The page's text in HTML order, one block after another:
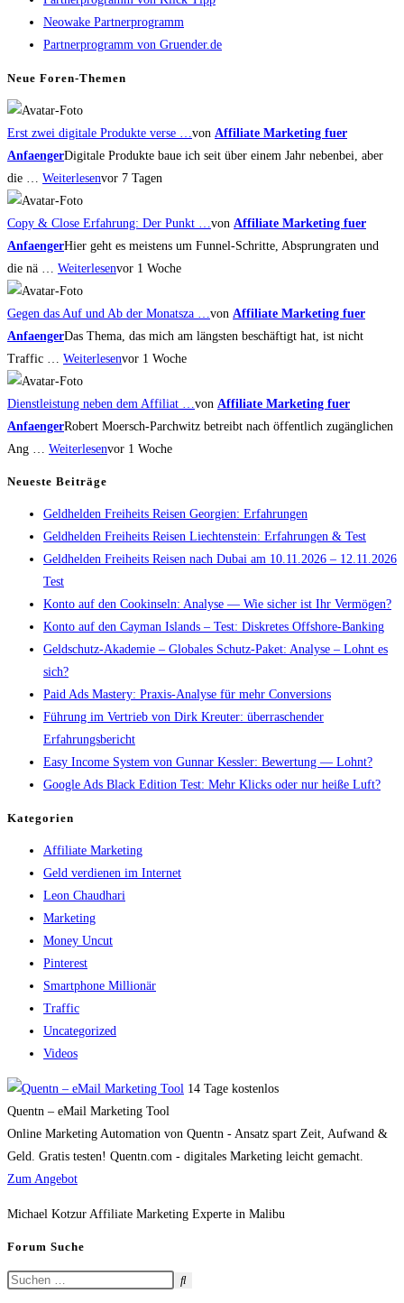
close
the
search
Neowake Partnerprogramm
Partnerprogramm von Gruender.de
Neue Foren-Themen
Erst zwei digitale Produkte verse … von Affiliate Marketing fuer
AnfaengerDigitale Produkte baue ich seit über einem Jahr nebenbei, aber
die … Weiterlesenvor 7 Tagen
Copy & Close Erfahrung: Der Punkt … von Affiliate Marketing fuer
AnfaengerHier geht es meistens um Funnel-Schritte, Absprungraten und
die nä … Weiterlesenvor 1 Woche
Gegen das Auf und Ab der Monatsza … von Affiliate Marketing fuer
AnfaengerDas Thema, das mich am längsten beschäftigt hat, ist nicht
Traffic … Weiterlesenvor 1 Woche
Dienstleistung neben dem Affiliat … von Affiliate Marketing fuer
AnfaengerRobert Moersch-Parchwitz betreibt nach öffentlich zugänglichen
Ang … Weiterlesenvor 1 Woche
Neueste Beiträge
Geldhelden Freiheits Reisen Georgien: Erfahrungen
Geldhelden Freiheits Reisen Liechtenstein: Erfahrungen & Test
Geldhelden Freiheits Reisen nach Dubai am 10.11.2026 – 12.11.2026
Test
Konto auf den Cookinseln: Analyse — Wie sicher ist Ihr Vermögen?
Konto auf den Cayman Islands – Test: Diskretes Offshore-Banking
Geldschutz-Akademie – Globales Schutz-Paket: Analyse – Lohnt es
sich?
Paid Ads Mastery: Praxis-Analyse für mehr Conversions
Führung im Vertrieb von Dirk Kreuter: überraschender
Erfahrungsbericht
Easy Income System von Gunnar Kessler: Bewertung — Lohnt?
Google Ads Black Edition Test: Mehr Klicks oder nur heiße Luft?
Kategorien
Affiliate Marketing
Geld verdienen im Internet
Leon Chaudhari
Marketing
Money Uncut
Pinterest
Smartphone Millionär
Traffic
Uncategorized
Videos
14 Tage kostenlos
Quentn – eMail Marketing Tool
Online Marketing Automation von Quentn - Ansatz spart Zeit, Aufwand &
Geld. Gratis testen! Quentn.com - digitales Marketing leicht gemacht.
Zum Angebot
Michael Kotzur Affiliate Marketing Experte in Malibu
Forum Suche